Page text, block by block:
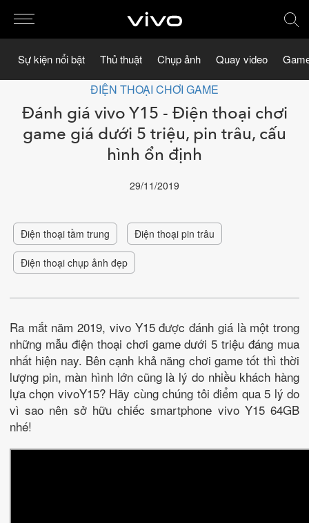
Sự kiện nổi bật Thủ thuật Chụp ảnh Quay video
ĐIỆN THOẠI CHƠI GAME
Đánh giá vivo Y15 - Điện thoại chơi
game giá dưới 5 triệu, pin trâu, cấu
hình ổn định
29/11/2019
Điện thoại tầm trung Điện thoại pin trâu
Điện thoại chụp ảnh đẹp
Ra mắt năm 2019, vivo Y15 được đánh giá là một trong
những mẫu điện thoại chơi game dưới 5 triệu đáng mua
nhất hiện nay. Bên cạnh khả năng chơi game tốt thì thời
lượng pin, màn hình lớn cũng là lý do nhiều khách hàng
lựa chọn vivoY15? Hãy cùng chúng tôi điểm qua 5 lý do
vì sao nên sở hữu chiếc smartphone vivo Y15 64GB
nhé!